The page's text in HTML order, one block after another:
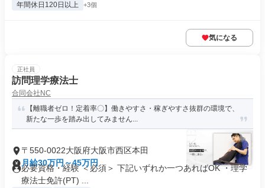
年間休日120日以上 +3個
気になる
正社員
訪問理学療法士
合同会社NC
【離職者ゼロ！定着率〇】働きやすさ・稼ぎやすさ抜群の環境で、
新たな一歩を踏み出してみません...
〒550-0022大阪府大阪市西区本田
月給30万円～45万円
必要資格・経験 ＜必須＞ 下記いずれか一つあればOK ・理学
療法士免許(PT) ...